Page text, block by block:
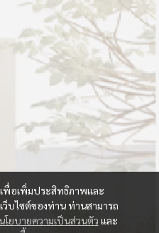
พื่อเพิ่มประสิทธิภาพและ
บไซต์ของท่าน ท่านสามารถ
นโยบายความเป็นส่วนตัว และ